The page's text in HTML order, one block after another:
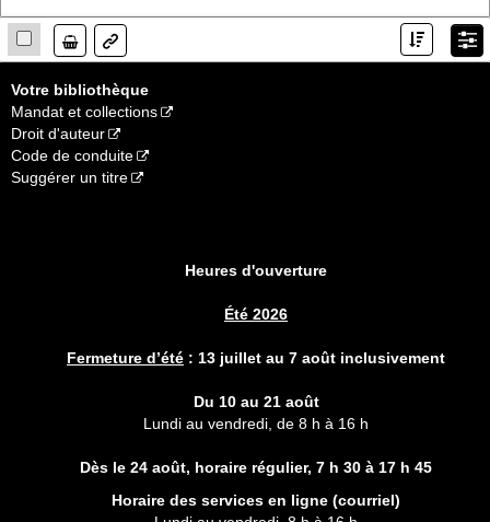
Lien
Votre bibliothèque
Mandat et collections
Droit d'auteur
Code de conduite
Suggérer un titre
Heures d'ouverture
Été 2026
Fermeture d’été : 13 juillet au 7 août inclusivement
Du 10 au 21 août
Lundi au vendredi, de 8 h à 16 h
Dès le 24 août, horaire régulier, 7 h 30 à 17 h 45
Horaire des services en ligne (courriel)